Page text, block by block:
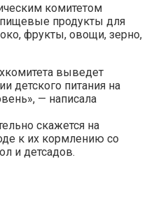
комитетом
пищевые продукты для
фрукты, овощи, зерно,
выведет
детского питания на
— написала
скажется на
к их кормлению со
и детсадов.